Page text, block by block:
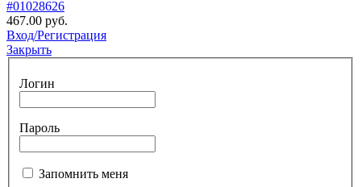
#01028626
467.00 руб.
Вход/Регистрация
Закрыть
Логин
Пароль
Запомнить меня